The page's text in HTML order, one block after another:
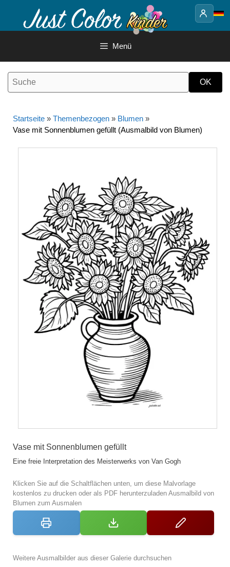
Inhalt
Menü
Startseite » Themenbezogen » Blumen »
Vase mit Sonnenblumen gefüllt (Ausmalbild von Blumen)
Vase mit Sonnenblumen gefüllt
Eine freie Interpretation des Meisterwerks von Van Gogh
Klicken Sie auf die Schaltflächen unten, um diese Malvorlage
kostenlos zu drucken oder als PDF herunterzuladen Ausmalbild von
Blumen zum Ausmalen
Weitere Ausmalbilder aus dieser Galerie durchsuchen